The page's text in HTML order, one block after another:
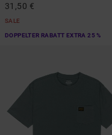
31,50 €
SALE
DOPPELTER RABATT EXTRA 25 %